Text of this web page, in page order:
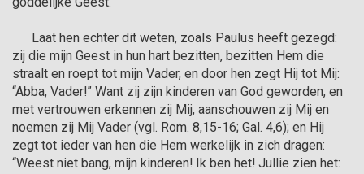
zij die mijn Geest in hun hart bezitten, bezitten Hem die
straalt en roept tot mijn Vader, en door hen zegt Hij tot Mij:
“Abba, Vader!” Want zij zijn kinderen van God geworden, en
met vertrouwen erkennen zij Mij, aanschouwen zij Mij en
noemen zij Mij Vader (vgl. Rom. 8,15-16; Gal. 4,6); en Hij
zegt tot ieder van hen die Hem werkelijk in zich dragen:
“Weest niet bang, mijn kinderen! Ik ben het! Jullie zien het: